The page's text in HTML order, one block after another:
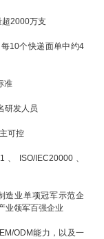
超2000万支
10个快递面单中约4
准
研发人员
可控
ISO/IEC20000、
造业单项冠军示范企
业领军百强企业
ODM能力，以及一